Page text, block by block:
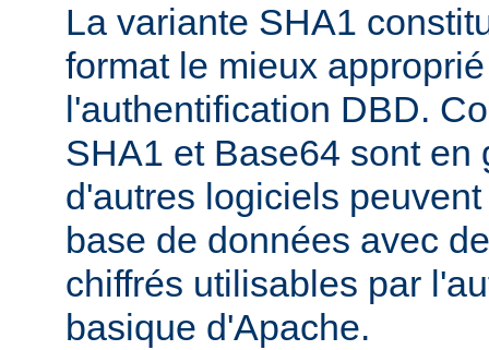
La variante SHA1
format le mieux
l'authentification DBD.
SHA1 et Base64 sont en
d'autres logiciels
base de données avec
chiffrés utilisables par
basique d'Apache.